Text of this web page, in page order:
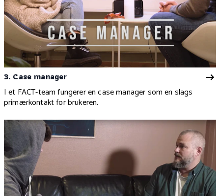
3. Case manager
I et FACT-team fungerer en case manager som en slags
primærkontakt for brukeren.